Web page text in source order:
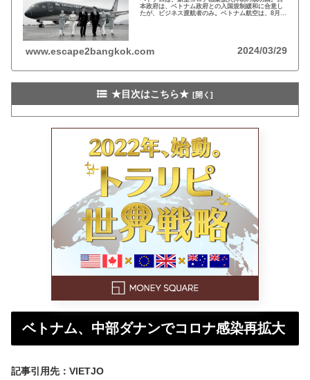
本政府は、ベトナム政府との入国規制緩和に合意し
たが、ビジネス渡航者のみ。ベトナム航空は、8月末
www.escape2bangkok.com 2024/03/29
★目次はこちら★
ベトナム、中部ダナンでコロナ感染再拡大
記事引用先：VIETJO